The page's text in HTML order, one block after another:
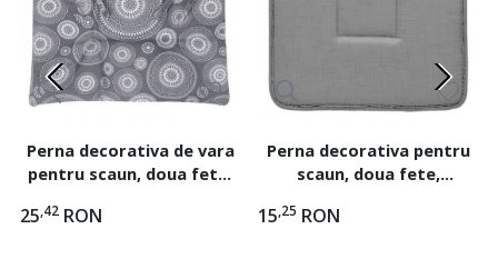
Perna decorativa de vara
pentru scaun, doua fete,
25,42 RON
Perna decorativa pentru
scaun, doua fete,
15,25 RON